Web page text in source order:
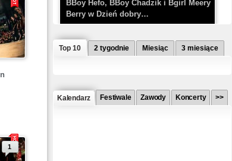
1
BBoy Hefo, BBoy Chadzik i Bgirl Meery
Berry w Dzień dobry…
Top 10 2 tygodnie Miesiąc 3 miesiące
Kalendarz Festiwale Zawody Koncerty >>